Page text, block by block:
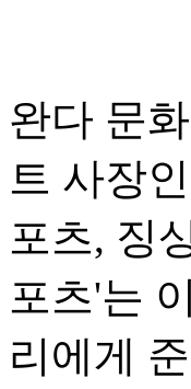
완다 문
트 사장
포츠, 징
포츠'는
리에게